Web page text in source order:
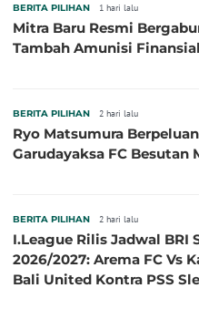
BERITA PILIHAN 1 hari lalu
Mitra Baru Resmi
Tambah Amunisi Finansial
BERITA PILIHAN 2 hari lalu
Ryo Matsumura
Garudayaksa FC Besutan
BERITA PILIHAN 2 hari lalu
I.League Rilis Jadwal BRI
2026/2027: Arema FC Vs
Bali United Kontra PSS